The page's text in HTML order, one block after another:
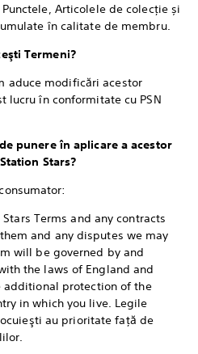
Articolele de colecție și
în calitate de membru.
Termeni?
aduce modificări acestor
lucru în conformitate cu PSN
punere în aplicare a acestor
Stars?
Terms and any contracts
and any disputes we may
will be governed by and
the laws of England and
additional protection of the
in which you live. Legile
au prioritate faţă de